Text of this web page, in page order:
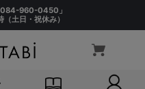
084-960-0450 」
土日・祝休み）